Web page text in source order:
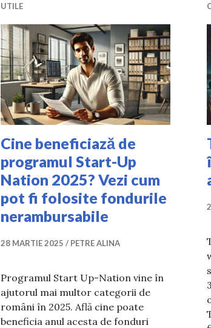
UTILE
Cine beneficiază de
programul Start-Up
Nation 2025? Vezi cum
pot fi folosite fondurile
nerambursabile
28 MARTIE 2025 PETRE ALINA
Programul Start Up-Nation vine în
ajutorul mai multor categorii de
români în 2025. Află cine poate
beneficia anul acesta de fonduri